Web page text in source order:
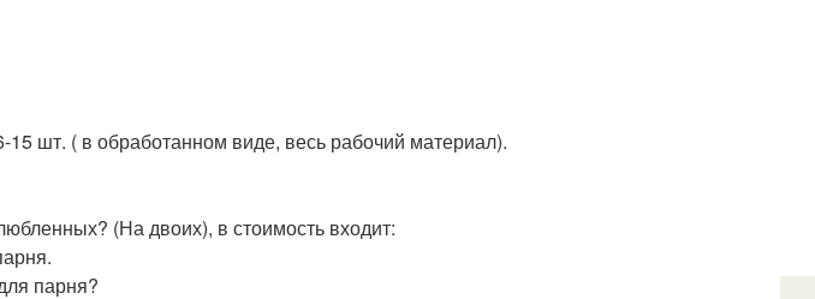
шт. ( в обработанном виде, весь рабочий материал).
(На двоих), в стоимость входит:
парня?